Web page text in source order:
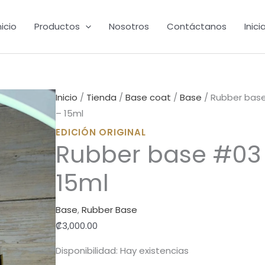
Productos Nosotros Contáctanos
Inicio / Tienda /Base coat /Base / Rubber
– 15ml
EDICIÓN ORIGINAL
Rubber base
15ml
Base,Rubber Base
₡3,000.00
Disponibilidad: Hay existencias
cantidad